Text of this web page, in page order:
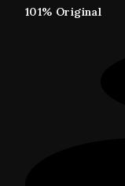
101% Original